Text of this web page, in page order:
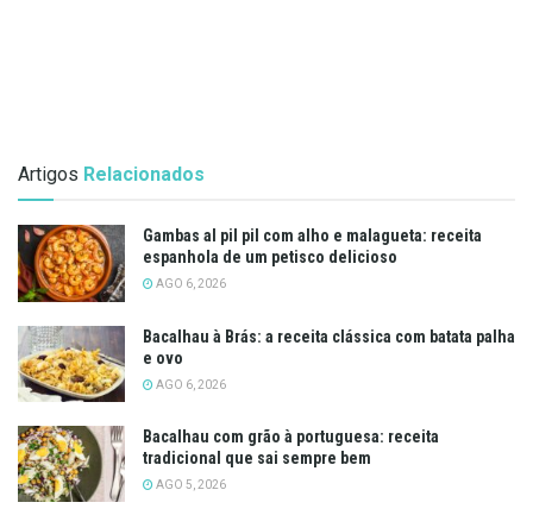
Artigos Relacionados
Gambas al pil pil com alho e malagueta: receita
espanhola de um petisco delicioso
AGO 6, 2026
Bacalhau à Brás: a receita clássica com batata palha
e ovo
AGO 6, 2026
Bacalhau com grão à portuguesa: receita
tradicional que sai sempre bem
AGO 5, 2026